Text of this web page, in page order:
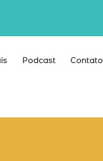
Podcast Contato